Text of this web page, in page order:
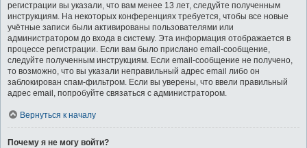
регистрации вы указали, что вам менее 13 лет, следуйте полученным
инструкциям. На некоторых конференциях требуется, чтобы все новые
учётные записи были активированы пользователями или
администратором до входа в систему. Эта информация отображается в
процессе регистрации. Если вам было прислано email-сообщение,
следуйте полученным инструкциям. Если email-сообщение не получено,
то возможно, что вы указали неправильный адрес email либо он
заблокирован спам-фильтром. Если вы уверены, что ввели правильный
адрес email, попробуйте связаться с администратором.
Вернуться к началу
Почему я не могу войти?